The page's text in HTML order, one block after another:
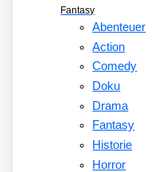
Fantasy
Abenteuer
Action
Comedy
Doku
Drama
Fantasy
Historie
Horror